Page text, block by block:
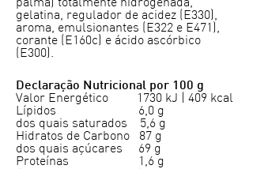
palma) totalmente hidrogenada,
gelatina, regulador de acidez (E330),
aroma, emulsionantes (E322 e E471),
corante (E160c) e ácido ascórbico
(E300).
Declaração Nutricional por 100 g
Valor Energético 1730 kJ | 409 kcal
Lípidos 6,0 g
dos quais saturados 5,6 g
Hidratos de Carbono 87 g
dos quais açúcares 69 g
Proteínas 1,6 g